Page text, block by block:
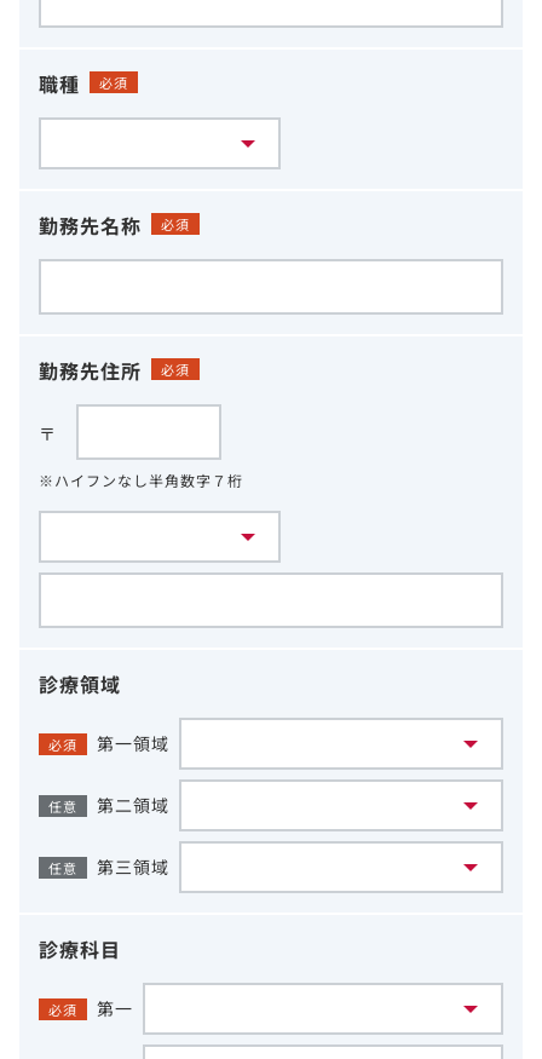
職種 必須
勤務先名称 必須
勤務先住所 必須
〒
※ハイフンなし半角数字７桁
診療領域
必須 第一領域
任意 第二領域
任意 第三領域
診療科目
必須 第一